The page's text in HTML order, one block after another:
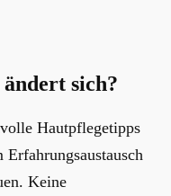
sich?
Hautpflegetipps
Keine